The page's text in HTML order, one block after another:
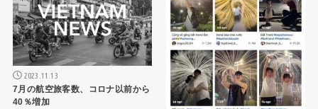
2023.11.13
7月の航空旅客数、コロナ以前から
40％増加